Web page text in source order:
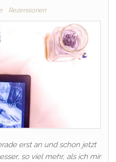
Rezensionen
erst an und schon jetzt
so viel mehr, als ich mir